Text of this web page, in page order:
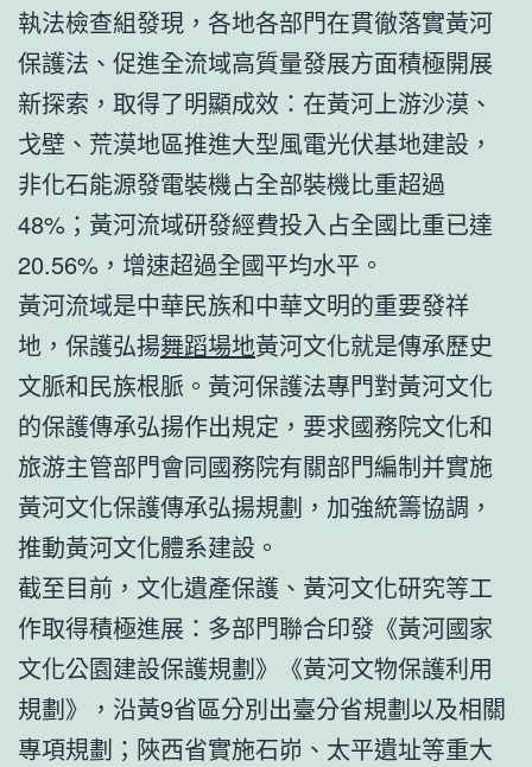
執法檢查組發現，各地各部門在貫徹落實黃河
保護法、促進全流域高質量發展方面積極開展
新探索，取得了明顯成效：在黃河上游沙漠、
戈壁、荒漠地區推進大型風電光伏基地建設，
非化石能源發電裝機占全部裝機比重超過
48%；黃河流域研發經費投入占全國比重已達
20.56%，增速超過全國平均水平。
黃河流域是中華民族和中華文明的重要發祥
地，保護弘揚舞蹈場地黃河文化就是傳承歷史
文脈和民族根脈。黃河保護法專門對黃河文化
的保護傳承弘揚作出規定，要求國務院文化和
旅游主管部門會同國務院有關部門編制并實施
黃河文化保護傳承弘揚規劃，加強統籌協調，
推動黃河文化體系建設。
截至目前，文化遺產保護、黃河文化研究等工
作取得積極進展：多部門聯合印發《黃河國家
文化公園建設保護規劃》《黃河文物保護利用
規劃》，沿黃9省區分別出臺分省規劃以及相關
專項規劃；陜西省實施石峁、太平遺址等重大